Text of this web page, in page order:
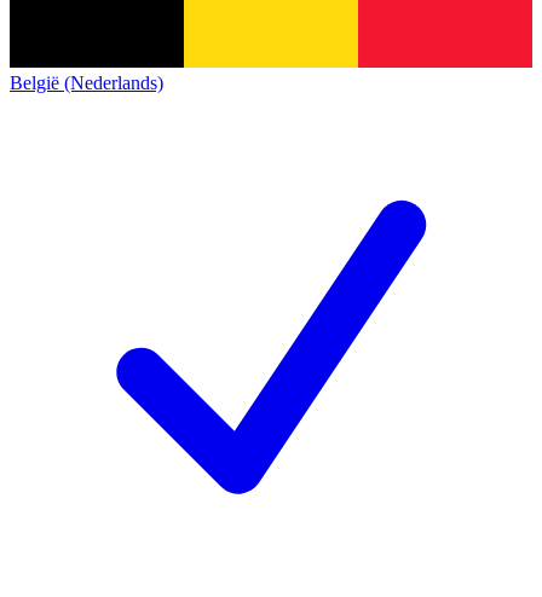
België (Nederlands)